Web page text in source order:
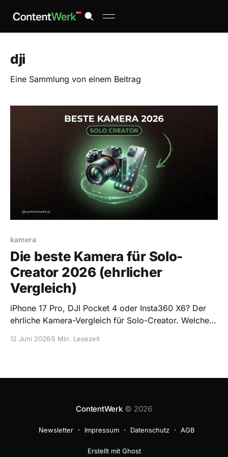
dji
Eine Sammlung von einem Beitrag
kamera
Die beste Kamera für Solo-
Creator 2026 (ehrlicher
Vergleich)
iPhone 17 Pro, DJI Pocket 4 oder Insta360 X6? Der
ehrliche Kamera-Vergleich für Solo-Creator. Welche
12 Juni 20265 Min. Lesezeit
ContentWerk© 2026
Newsletter Impressum Datenschutz AGB
Erstellt mit Ghost